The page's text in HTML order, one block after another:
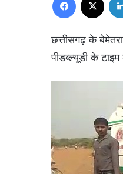
छत्तीसगढ़ के
पीडब्ल्यूडी के टाइम